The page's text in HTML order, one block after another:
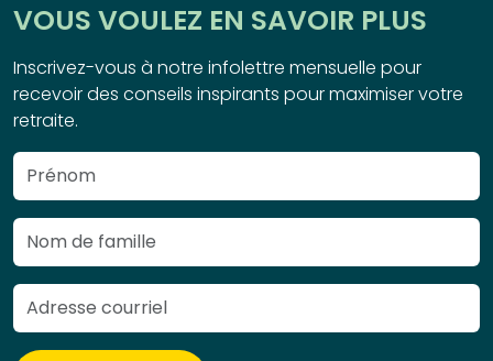
VOUS VOULEZ EN SAVOIR PLUS
Inscrivez-vous à notre infolettre mensuelle pour
recevoir des conseils inspirants pour maximiser votre
retraite.